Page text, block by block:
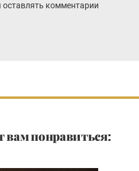
оставлять комментарии
вам понравиться: